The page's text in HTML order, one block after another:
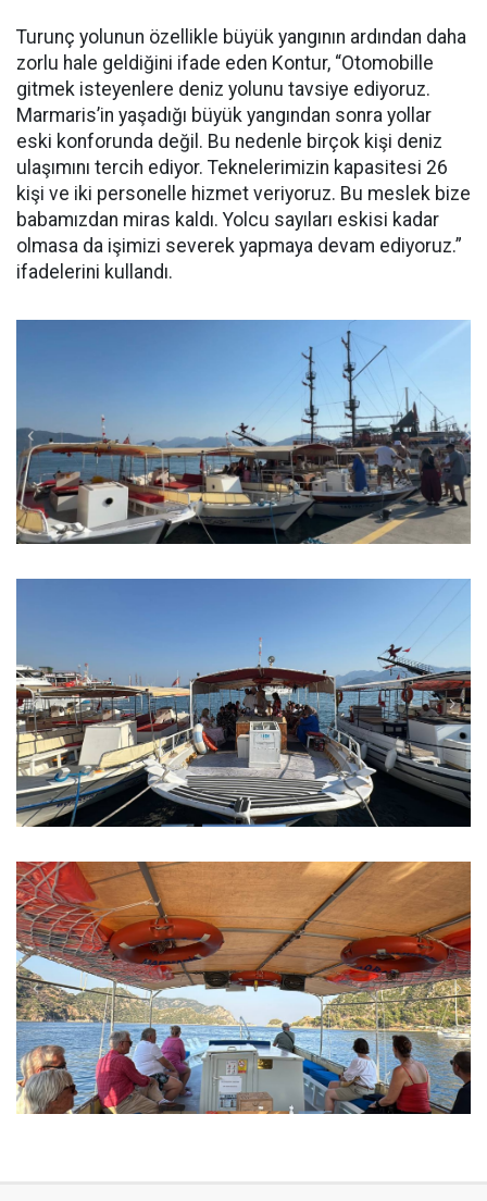
Turunç yolunun özellikle büyük yangının ardından daha
zorlu hale geldiğini ifade eden Kontur, “Otomobille
gitmek isteyenlere deniz yolunu tavsiye ediyoruz.
Marmaris’in yaşadığı büyük yangından sonra yollar
eski konforunda değil. Bu nedenle birçok kişi deniz
ulaşımını tercih ediyor. Teknelerimizin kapasitesi 26
kişi ve iki personelle hizmet veriyoruz. Bu meslek bize
babamızdan miras kaldı. Yolcu sayıları eskisi kadar
olmasa da işimizi severek yapmaya devam ediyoruz.”
ifadelerini kullandı.